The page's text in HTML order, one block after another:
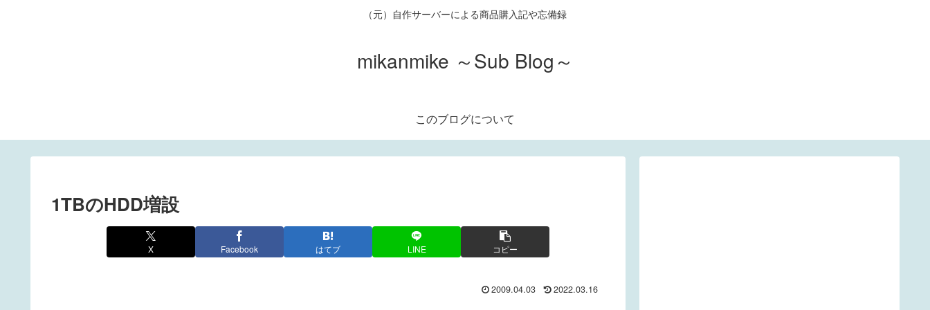
（元）自作サーバーによる商品購入記や忘備録
mikanmike ～Sub Blog～
このブログについて
1TBのHDD増設
X Facebook はてブ LINE コピー
2009.04.03 2022.03.16